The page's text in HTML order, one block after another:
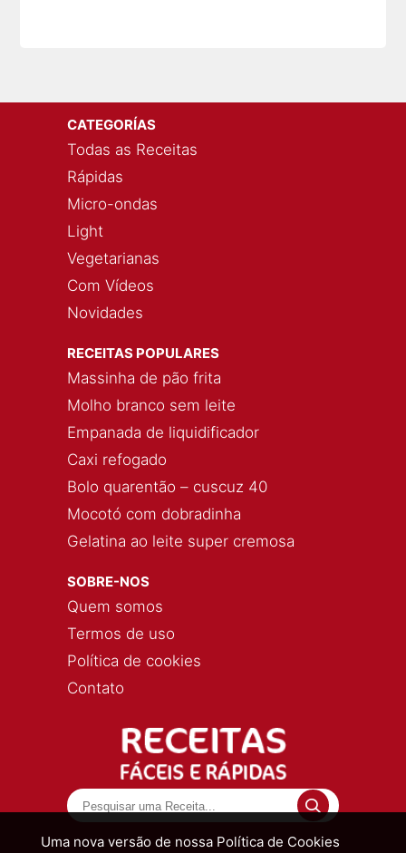
Uma nova versão de nossa Política de Cookies
CATEGORÍAS
Todas as Receitas
Rápidas
Micro-ondas
Light
Vegetarianas
Com Vídeos
Novidades
RECEITAS POPULARES
Massinha de pão frita
Molho branco sem leite
Empanada de liquidificador
Caxi refogado
Bolo quarentão – cuscuz 40
Mocotó com dobradinha
Gelatina ao leite super cremosa
SOBRE-NOS
Quem somos
Termos de uso
Política de cookies
Contato